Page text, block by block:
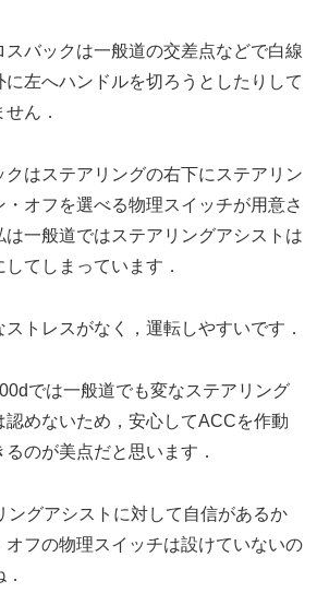
バックは一般道の交差点などで白線
に左へハンドルを切ろうとしたりして
ん．
はステアリングの右下にステアリン
・オフを選べる物理スイッチが用意さ
は一般道ではステアリングアシストは
てしまっています．
トレスがなく，運転しやすいです．
では一般道でも変なステアリング
認めないため，安心してACCを作動
のが美点だと思います．
グアシストに対して自信があるか
オフの物理スイッチは設けていないの